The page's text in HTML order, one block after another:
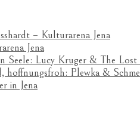
– Kulturarena Jena
Jena
Seele: Lucy Kruger & The Lost
hoffnungsfroh: Plewka &
in Jena